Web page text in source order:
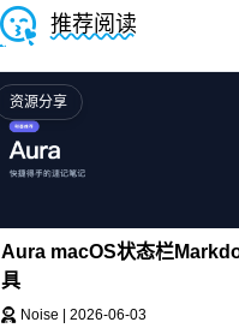
推荐阅读
资源分享
Aura macOS状态栏
具
Noise
2026-06-03